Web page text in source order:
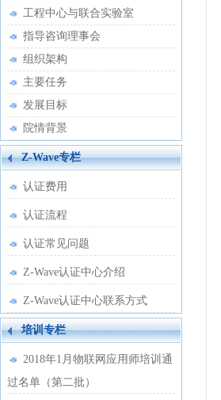
工程中心与联合实验室
指导咨询理事会
组织架构
主要任务
发展目标
院情背景
Z-Wave专栏
认证费用
认证流程
认证常见问题
Z-Wave认证中心介绍
Z-Wave认证中心联系方式
培训专栏
2018年1月物联网应用师培训通
过名单（第二批）